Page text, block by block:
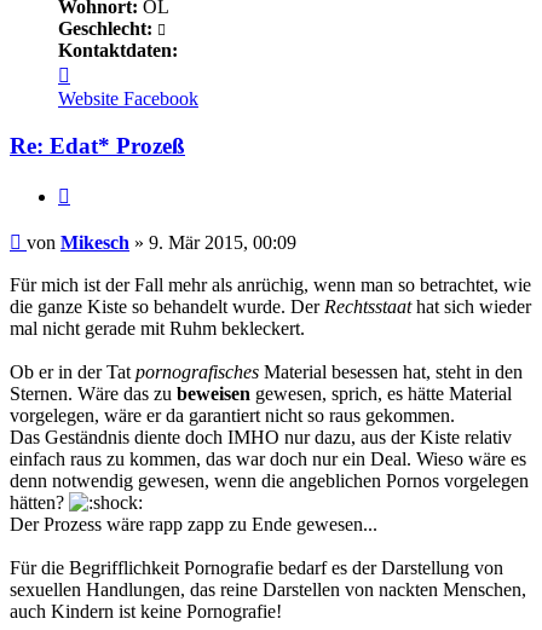
Wohnort: OL
Geschlecht:
Kontaktdaten:
von
Mikesch
Website Facebook
Re: Edat* Prozeß
Beitrag
von Mikesch » 9. Mär 2015, 00:09
Für mich ist der Fall mehr als anrüchig, wenn man so betrachtet, wie
die ganze Kiste so behandelt wurde. Der Rechtsstaathat sich wieder
mal nicht gerade mit Ruhm bekleckert.
Ob er in der Tat pornografisches Material besessen hat, steht in den
Sternen. Wäre das zu beweisen gewesen, sprich, es hätte Material
vorgelegen, wäre er da garantiert nicht so raus gekommen.
Das Geständnis diente doch IMHO nur dazu, aus der Kiste relativ
einfach raus zu kommen, das war doch nur ein Deal. Wieso wäre es
denn notwendig gewesen, wenn die angeblichen Pornos vorgelegen
hätten?
Der Prozess wäre rapp zapp zu Ende gewesen...
Für die Begrifflichkeit Pornografie bedarf es der Darstellung von
sexuellen Handlungen, das reine Darstellen von nackten Menschen,
auch Kindern ist keine Pornografie!